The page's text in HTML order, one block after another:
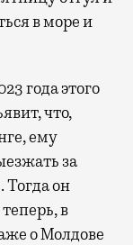
в море и
года этого
что,
ему
за
он
в
о Молдове